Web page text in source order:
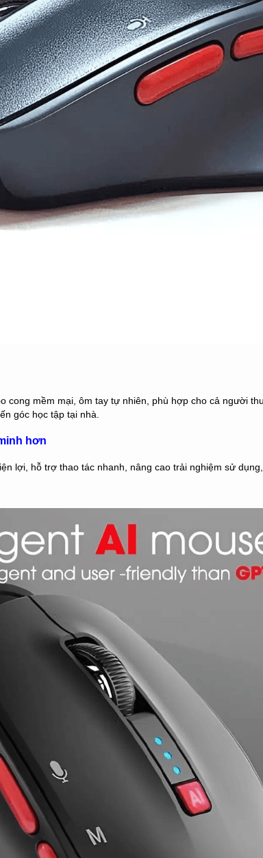
cong mềm mại, ôm tay tự nhiên, phù hợp cho cả người
góc học tập tại nhà.
hơn
lợi, hỗ trợ thao tác nhanh, nâng cao trải nghiệm sử